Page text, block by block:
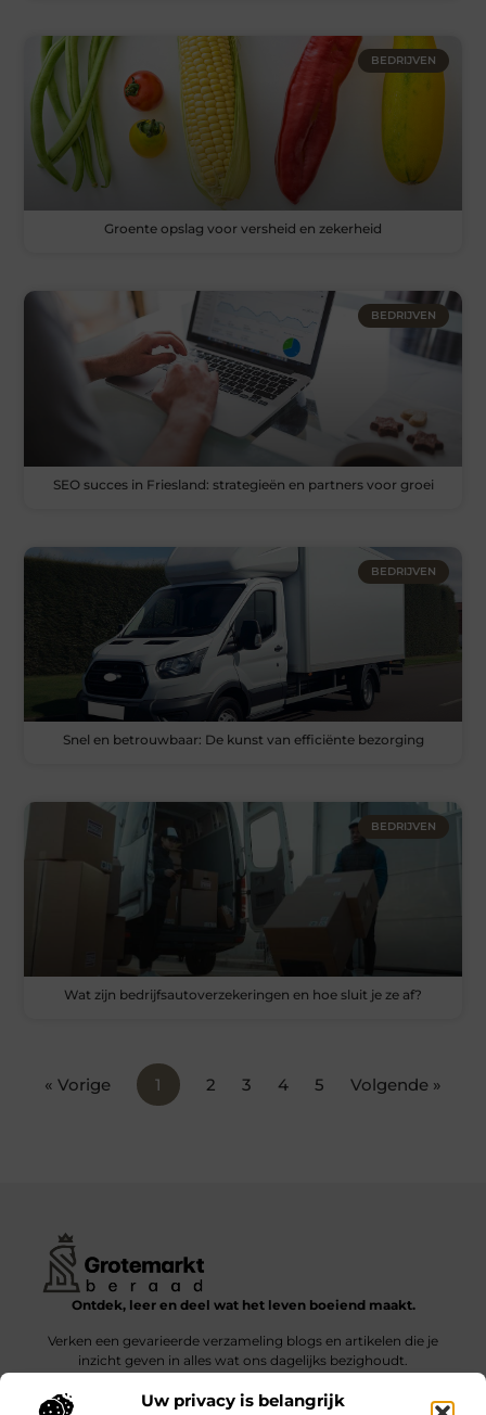
Uw privacy is belangrijk
BEDRIJVEN
Groente opslag voor versheid en zekerheid
BEDRIJVEN
SEO succes in Friesland: strategieën en partners voor groei
BEDRIJVEN
Snel en betrouwbaar: De kunst van efficiënte bezorging
BEDRIJVEN
Wat zijn bedrijfsautoverzekeringen en hoe sluit je ze af?
« Vorige 1 2 3 4 5 Volgende »
Ontdek, leer en deel wat het leven boeiend maakt.
Verken een gevarieerde verzameling blogs en artikelen die je
inzicht geven in alles wat ons dagelijks bezighoudt.